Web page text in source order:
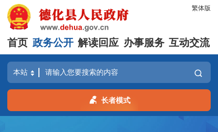
繁体版
首页 政务公开 解读回应 办事服务 互动交流
长者模式